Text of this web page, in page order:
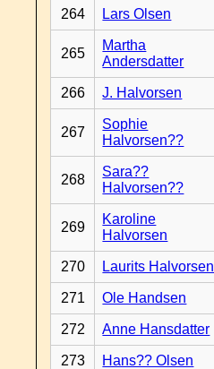
264 Lars Olsen
265
Martha
Andersdatter
266 J. Halvorsen
267
Sophie
Halvorsen??
268
Sara??
Halvorsen??
269
Karoline
Halvorsen
270 Laurits Halvorsen
271 Ole Handsen
272 Anne Hansdatter
273 Hans?? Olsen